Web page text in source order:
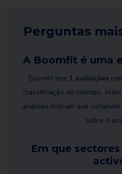
Perguntas
A Boomfit é uma
Boomfit tem 1 avaliações
classificação de clientes.
análises indicam que
sobre o
Em que